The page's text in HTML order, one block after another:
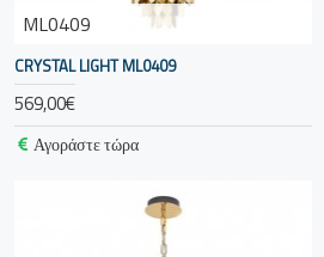
ML0409
CRYSTAL LIGHT ML0409
569,00€
Αγοράστε τώρα